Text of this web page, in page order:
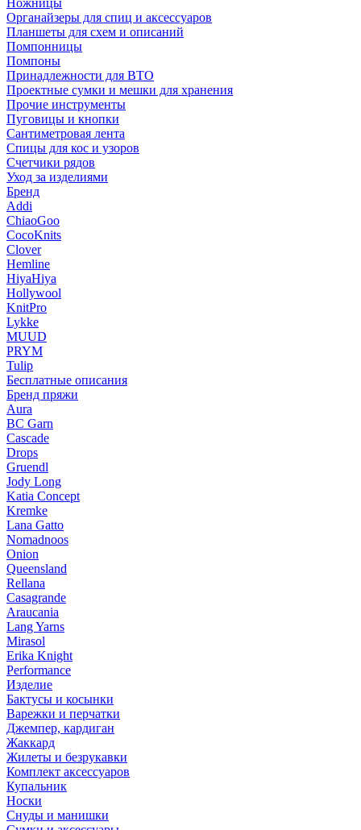
Ножницы
Органайзеры для спиц и аксессуаров
Планшеты для схем и описаний
Помпонницы
Помпоны
Принадлежности для ВТО
Проектные сумки и мешки для хранения
Прочие инструменты
Пуговицы и кнопки
Сантиметровая лента
Спицы для кос и узоров
Счетчики рядов
Уход за изделиями
Бренд
Addi
ChiaoGoo
CocoKnits
Clover
Hemline
HiyaHiya
Hollywool
KnitPro
Lykke
MUUD
PRYM
Tulip
Бесплатные описания
Бренд пряжи
Aura
BC Garn
Cascade
Drops
Gruendl
Jody Long
Katia Concept
Kremke
Lana Gatto
Nomadnoos
Onion
Queensland
Rellana
Casagrande
Araucania
Lang Yarns
Mirasol
Erika Knight
Performance
Изделие
Бактусы и косынки
Варежки и перчатки
Джемпер, кардиган
Жаккард
Жилеты и безрукавки
Комплект аксессуаров
Купальник
Носки
Снуды и манишки